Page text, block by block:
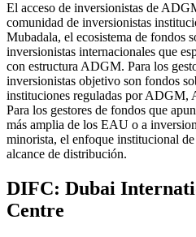
El acceso de inversionistas de
comunidad de inversionistas
Mubadala, el ecosistema de fondos
inversionistas internacionales que
con estructura ADGM. Para los
inversionistas objetivo son fondos
instituciones reguladas por ADGM,
Para los gestores de fondos que
más amplia de los EAU o a
minorista, el enfoque institucional
alcance de distribución.
DIFC: Dubai
Centre